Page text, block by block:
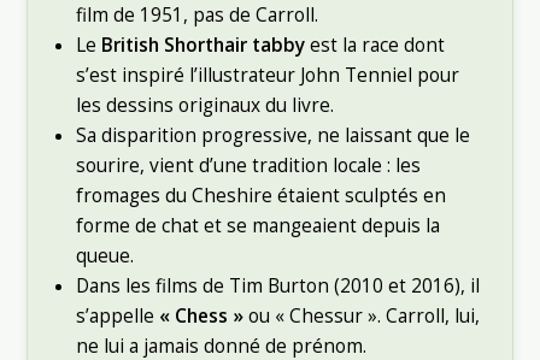
film de 1951, pas de Carroll.
Le British Shorthair tabbyest la race dont
s’est inspiré l’illustrateur John Tenniel pour
les dessins originaux du livre.
Sa disparition progressive, ne laissant que le
sourire, vient d’une tradition locale : les
fromages du Cheshire étaient sculptés en
forme de chat et se mangeaient depuis la
queue.
Dans les films de Tim Burton (2010 et 2016), il
s’appelle « Chess »ou « Chessur ». Carroll, lui,
ne lui a jamais donné de prénom.